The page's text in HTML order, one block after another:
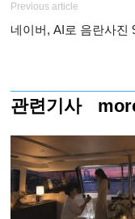
Previous article
네이버, AI로 음란사진
관련기사